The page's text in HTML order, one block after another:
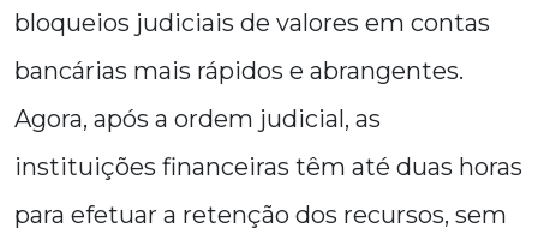
bloqueios judiciais de valores em contas
bancárias mais rápidos e abrangentes.
Agora, após a ordem judicial, as
instituições financeiras têm até duas horas
para efetuar a retenção dos recursos, sem